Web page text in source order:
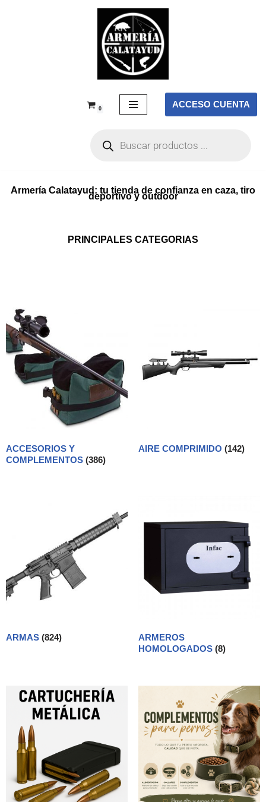
0 ACCESO CUENTA
Armería Calatayud: tu tienda de confianza en caza, tiro
deportivo y outdoor
PRINCIPALES CATEGORIAS
ACCESORIOS Y
COMPLEMENTOS (386)
AIRE COMPRIMIDO (142)
ARMAS (824)
ARMEROS
HOMOLOGADOS (8)